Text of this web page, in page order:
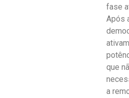
fase
Após
que
a